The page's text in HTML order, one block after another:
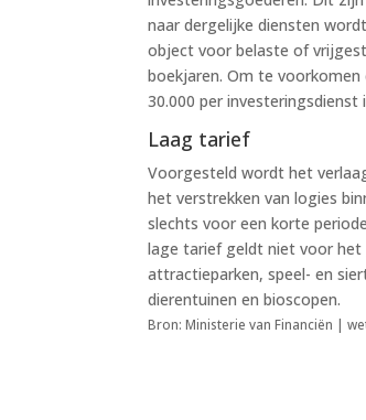
naar dergelijke diensten
object voor belaste of
boekjaren. Om te
30.000 per
Laag tarief
Voorgesteld wordt het
het verstrekken van logies
slechts voor een korte
lage tarief geldt niet voor
attractieparken, speel- en
dierentuinen en bioscopen.
Bron: Ministerie van Financiën |